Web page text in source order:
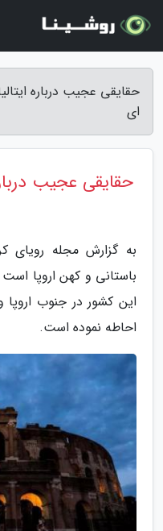
حقایقی عجیب درباره
ای
حقایقی عجیب
به گزارش مجله رویای
باستانی و کهن اروپا
این کشور در جنوب اروپا
احاطه نموده است.